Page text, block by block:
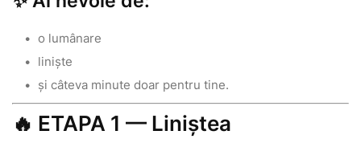
o lumânare
liniște
și câteva minute doar pentru tine.
🔥 ETAPA 1 — Liniștea